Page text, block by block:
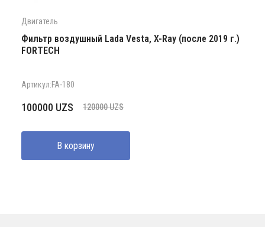
Двигатель
Фильтр воздушный Lada Vesta, X-Ray (после 2019 г.)
FORTECH
Артикул:FA-180
120000UZS
Первоначальная
составляла
120000 UZS.
100000 UZS
Текущая
100000 UZS.
В корзину